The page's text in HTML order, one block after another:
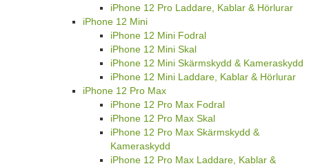
iPhone 12 Pro Laddare, Kablar & Hörlurar
iPhone 12 Mini
iPhone 12 Mini Fodral
iPhone 12 Mini Skal
iPhone 12 Mini Skärmskydd & Kameraskydd
iPhone 12 Mini Laddare, Kablar & Hörlurar
iPhone 12 Pro Max
iPhone 12 Pro Max Fodral
iPhone 12 Pro Max Skal
iPhone 12 Pro Max Skärmskydd &
Kameraskydd
iPhone 12 Pro Max Laddare, Kablar &